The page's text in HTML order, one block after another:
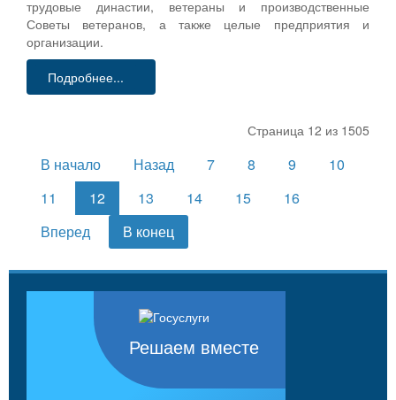
трудовые династии, ветераны и производственные
Советы ветеранов, а также целые предприятия и
организации.
Подробнее...
Страница 12 из 1505
В начало Назад 7 8 9
10
11
12 13 14 15
16
Вперед
В конец
Решаем вместе